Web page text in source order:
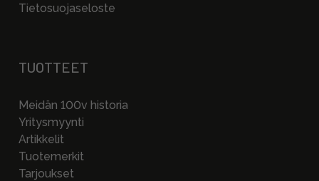
Tietosuojaseloste
TUOTTEET
Meidän 100v historia
Yritysmyynti
Artikkelit
Tuotemerkit
Tarjoukset